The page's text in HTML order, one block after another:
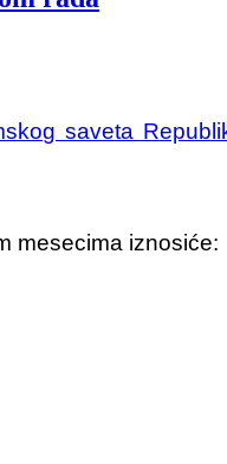
saveta
mesecima iznosiće: